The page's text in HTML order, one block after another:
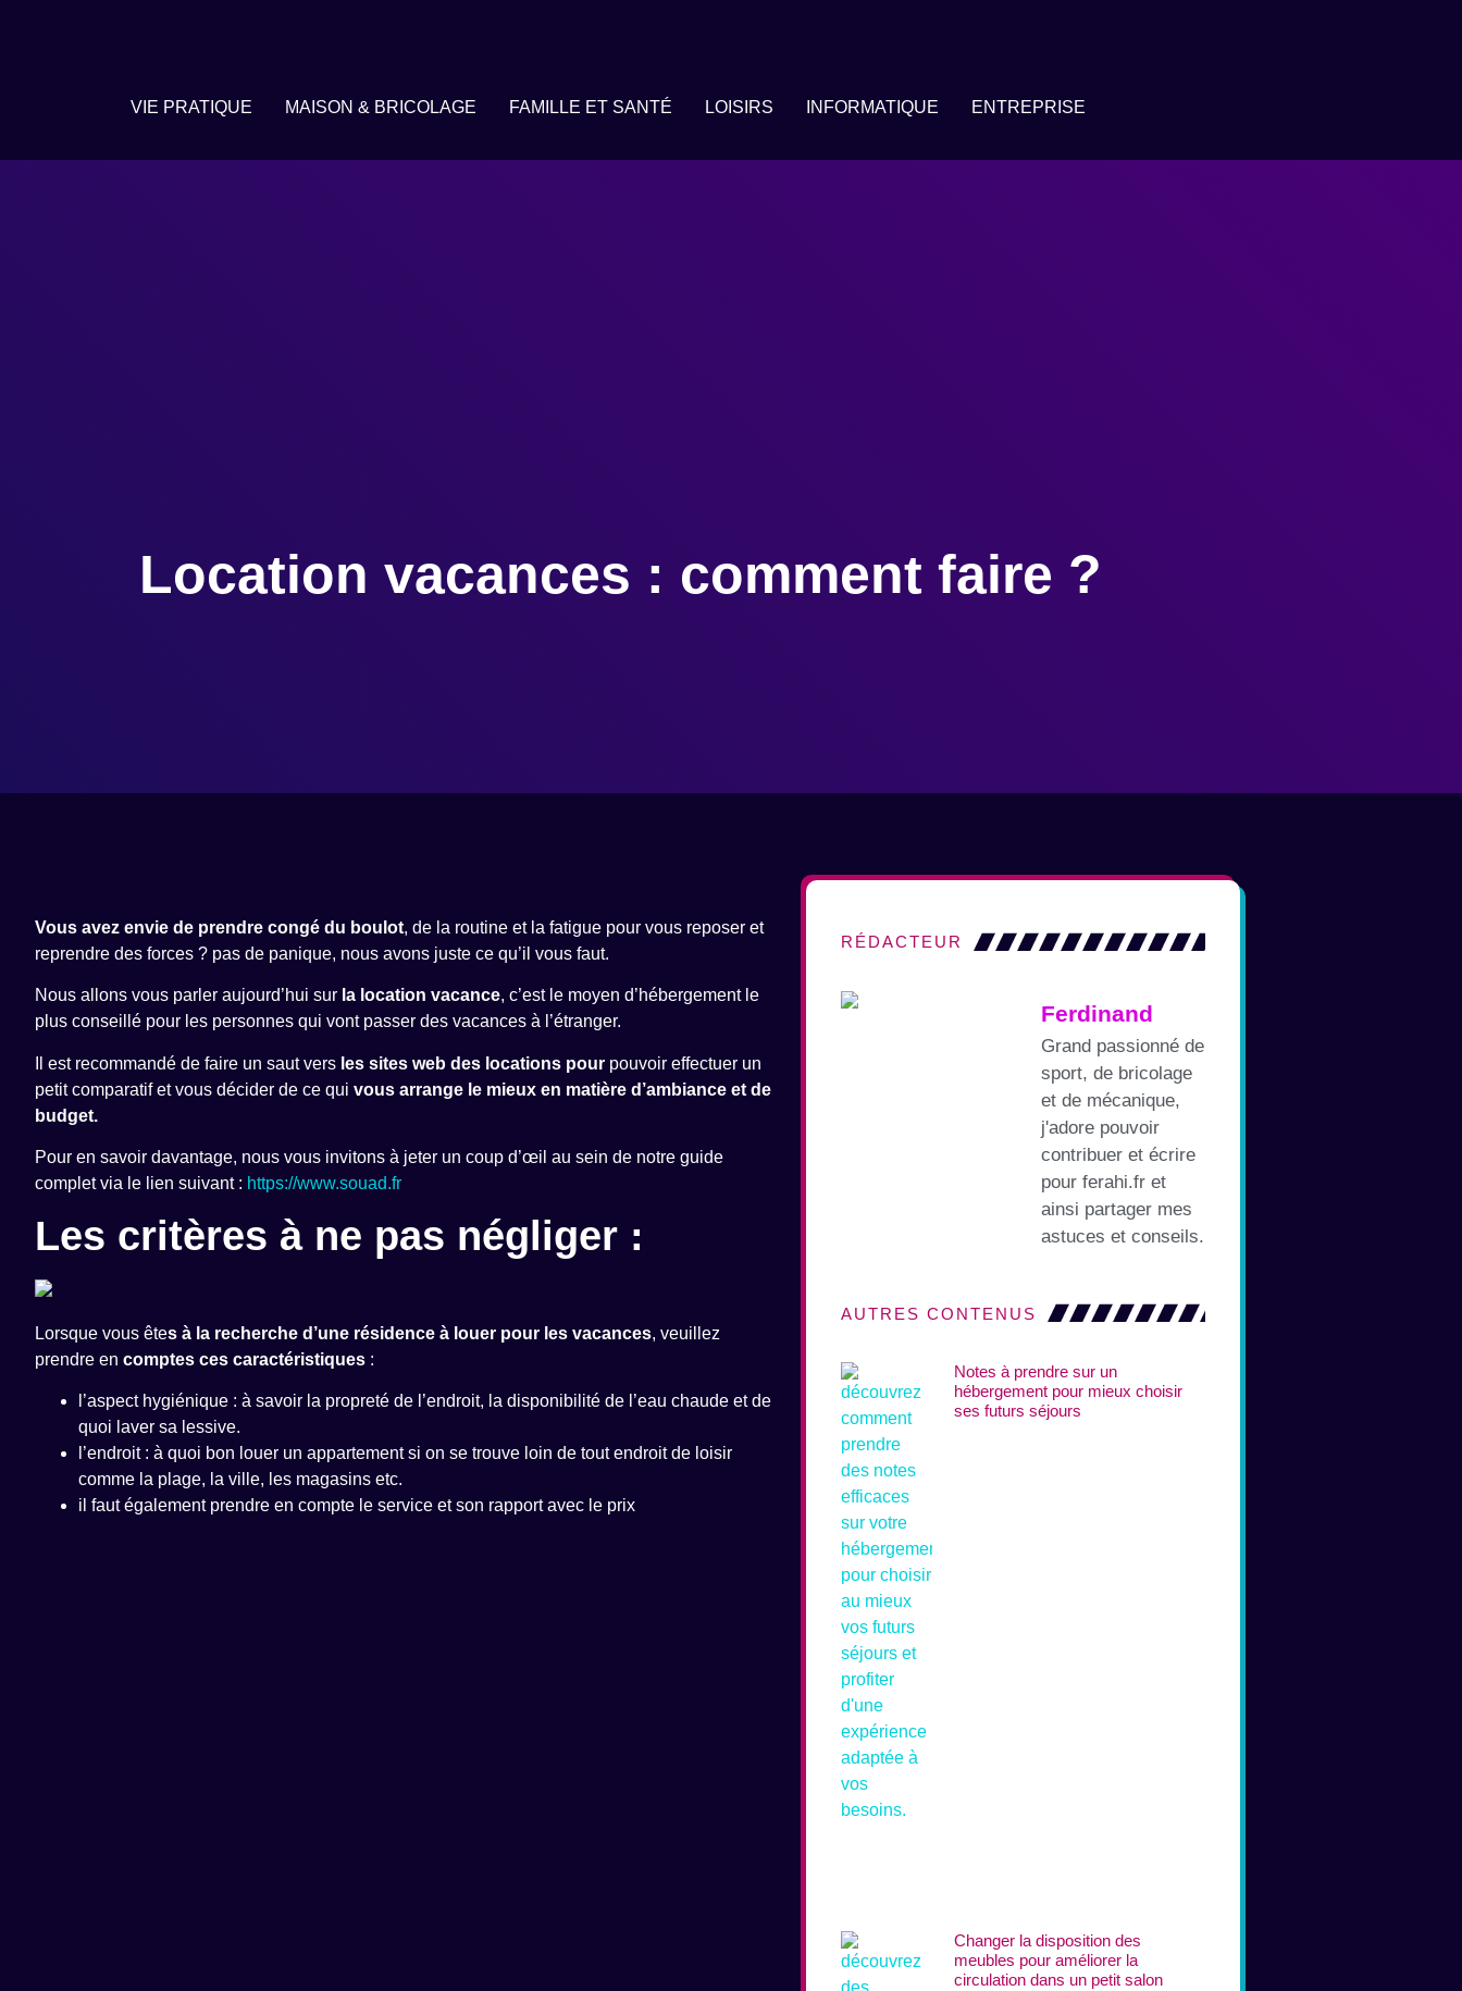
VIE PRATIQUE MAISON & BRICOLAGE FAMILLE ET SANTÉ LOISIRS INFORMATIQUE ENTREPRISE
Location vacances : comment faire ?
Vous avez envie de prendre congé du boulot, de la routine et la fatigue pour vous reposer et
reprendre des forces ? pas de panique, nous avons juste ce qu’il vous faut.
Nous allons vous parler aujourd’hui sur la location vacance, c’est le moyen d’hébergement le
plus conseillé pour les personnes qui vont passer des vacances à l’étranger.
Il est recommandé de faire un saut vers les sites web des locations pour pouvoir effectuer un
petit comparatif et vous décider de ce qui vous arrange le mieux en matière d’ambiance et de
budget.
Pour en savoir davantage, nous vous invitons à jeter un coup d’œil au sein de notre guide
complet via le lien suivant : https://www.souad.fr
Les critères à ne pas négliger :
Lorsque vous êtes à la recherche d’une résidence à louer pour les vacances, veuillez
prendre en comptes ces caractéristiques :
l’aspect hygiénique : à savoir la propreté de l’endroit, la disponibilité de l’eau chaude et de
quoi laver sa lessive.
l’endroit : à quoi bon louer un appartement si on se trouve loin de tout endroit de loisir
comme la plage, la ville, les magasins etc.
il faut également prendre en compte le service et son rapport avec le prix
RÉDACTEUR
Ferdinand
Grand passionné de
sport, de bricolage
et de mécanique,
j'adore pouvoir
contribuer et écrire
pour ferahi.fr et
ainsi partager mes
astuces et conseils.
AUTRES CONTENUS
Notes à prendre sur un
hébergement pour mieux choisir
ses futurs séjours
Changer la disposition des
meubles pour améliorer la
circulation dans un petit salon